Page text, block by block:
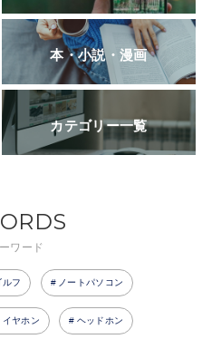
本・小説・漫画
カテゴリー一覧
ワード
ルフ ノートパソコン
イヤホン ヘッドホン